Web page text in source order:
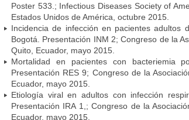
Poster 533.; Infectious Diseases Society of
Estados Unidos de América, octubre 2015.
Incidencia de infección en pacientes adultos
Bogotá. Presentación INM 2; Congreso de la
Quito, Ecuador, mayo 2015.
Mortalidad en pacientes con bacteriemia
Presentación RES 9; Congreso de la
Ecuador, mayo 2015.
Etiología viral en adultos con infección
Presentación IRA 1,; Congreso de la
Ecuador, mayo 2015.